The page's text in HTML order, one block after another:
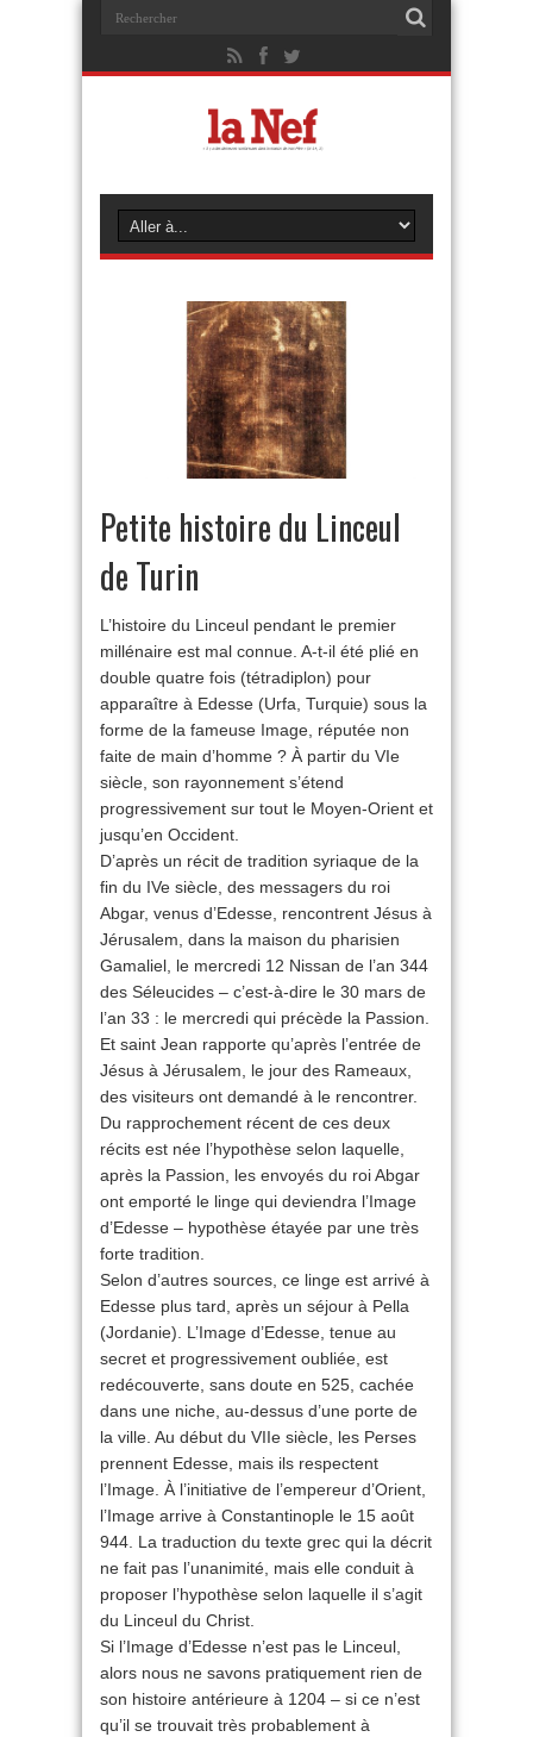
Petite histoire du Linceul
de Turin
L’histoire du Linceul pendant le premier
millénaire est mal connue. A-t-il été plié en
double quatre fois (tétradiplon) pour
apparaître à Edesse (Urfa, Turquie) sous la
forme de la fameuse Image, réputée non
faite de main d’homme ? À partir du VIe
siècle, son rayonnement s’étend
progressivement sur tout le Moyen-Orient et
jusqu’en Occident.
D’après un récit de tradition syriaque de la
fin du IVe siècle, des messagers du roi
Abgar, venus d’Edesse, rencontrent Jésus à
Jérusalem, dans la maison du pharisien
Gamaliel, le mercredi 12 Nissan de l’an 344
des Séleucides – c’est-à-dire le 30 mars de
l’an 33 : le mercredi qui précède la Passion.
Et saint Jean rapporte qu’après l’entrée de
Jésus à Jérusalem, le jour des Rameaux,
des visiteurs ont demandé à le rencontrer.
Du rapprochement récent de ces deux
récits est née l’hypothèse selon laquelle,
après la Passion, les envoyés du roi Abgar
ont emporté le linge qui deviendra l’Image
d’Edesse – hypothèse étayée par une très
forte tradition.
Selon d’autres sources, ce linge est arrivé à
Edesse plus tard, après un séjour à Pella
(Jordanie). L’Image d’Edesse, tenue au
secret et progressivement oubliée, est
redécouverte, sans doute en 525, cachée
dans une niche, au-dessus d’une porte de
la ville. Au début du VIIe siècle, les Perses
prennent Edesse, mais ils respectent
l’Image. À l’initiative de l’empereur d’Orient,
l’Image arrive à Constantinople le 15 août
944. La traduction du texte grec qui la décrit
ne fait pas l’unanimité, mais elle conduit à
proposer l’hypothèse selon laquelle il s’agit
du Linceul du Christ.
Si l’Image d’Edesse n’est pas le Linceul,
alors nous ne savons pratiquement rien de
son histoire antérieure à 1204 – si ce n’est
qu’il se trouvait très probablement à